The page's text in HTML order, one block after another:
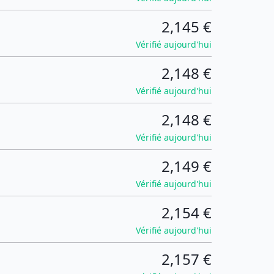
2,145 €
Vérifié aujourd'hui
2,148 €
Vérifié aujourd'hui
2,148 €
Vérifié aujourd'hui
2,149 €
Vérifié aujourd'hui
2,154 €
Vérifié aujourd'hui
2,157 €